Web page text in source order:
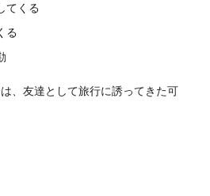
てくる
る
、友達として旅行に誘ってきた可